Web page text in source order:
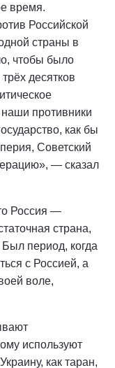
время.
Российской
страны в
чтобы было
десятков
наши противники
как бы
Советский
— сказал
Россия —
страна,
период, когда
с Россией, а
воле,
используют
как таран,